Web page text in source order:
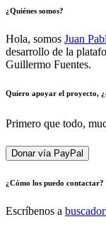
¿Quiénes somos?
Hola, somos Juan
desarrollo de la
Guillermo Fuentes.
Quiero apoyar el proyecto,
Primero que todo,
Donar vía PayPal
¿Cómo los puedo contactar?
Escríbenos a